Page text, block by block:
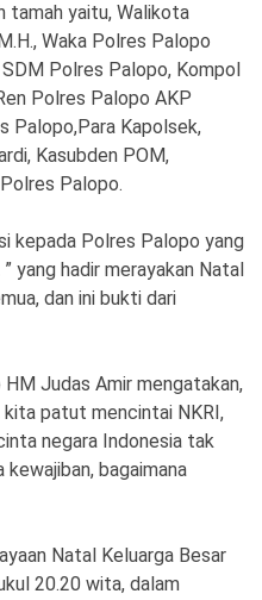
tamah yaitu, Walikota
Waka Polres Palopo
Polres Palopo, Kompol
Polres Palopo AKP
Palopo,Para Kapolsek,
Kasubden POM,
Palopo.
kepada Polres Palopo yang
yang hadir merayakan Natal
dan ini bukti dari
Judas Amir mengatakan,
kita patut mencintai NKRI,
negara Indonesia tak
kewajiban, bagaimana
Natal Keluarga Besar
20.20 wita, dalam